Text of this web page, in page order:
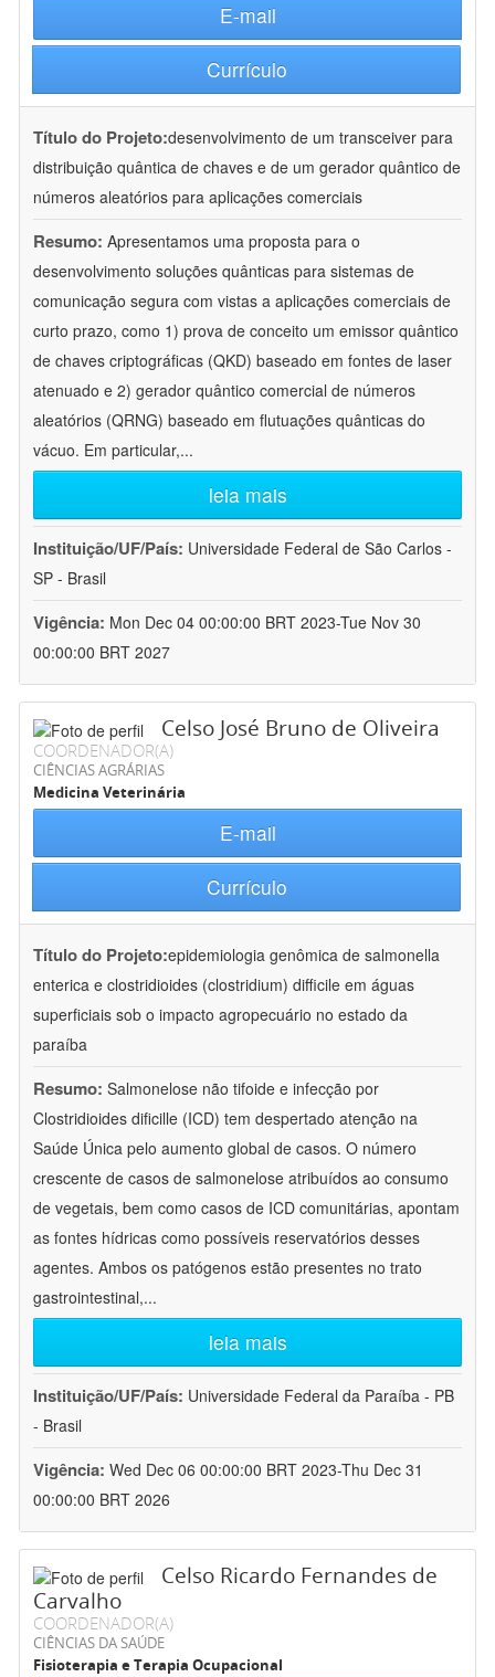
E-mail
Currículo
Título do Projeto:desenvolvimento de um transceiver para
distribuição quântica de chaves e de um gerador quântico de
números aleatórios para aplicações comerciais
Resumo: Apresentamos uma proposta para o
desenvolvimento soluções quânticas para sistemas de
comunicação segura com vistas a aplicações comerciais de
curto prazo, como 1) prova de conceito um emissor quântico
de chaves criptográficas (QKD) baseado em fontes de laser
atenuado e 2) gerador quântico comercial de números
aleatórios (QRNG) baseado em flutuações quânticas do
vácuo. Em particular,...
leia mais
Instituição/UF/País: Universidade Federal de São Carlos -
SP - Brasil
Vigência: Mon Dec 04 00:00:00 BRT 2023-Tue Nov 30
00:00:00 BRT 2027
Celso José Bruno de Oliveira
COORDENADOR(A)
CIÊNCIAS AGRÁRIAS
Medicina Veterinária
E-mail
Currículo
Título do Projeto:epidemiologia genômica de salmonella
enterica e clostridioides (clostridium) difficile em águas
superficiais sob o impacto agropecuário no estado da
paraíba
Resumo: Salmonelose não tifoide e infecção por
Clostridioides dificille (ICD) tem despertado atenção na
Saúde Única pelo aumento global de casos. O número
crescente de casos de salmonelose atribuídos ao consumo
de vegetais, bem como casos de ICD comunitárias, apontam
as fontes hídricas como possíveis reservatórios desses
agentes. Ambos os patógenos estão presentes no trato
gastrointestinal,...
leia mais
Instituição/UF/País: Universidade Federal da Paraíba - PB
- Brasil
Vigência: Wed Dec 06 00:00:00 BRT 2023-Thu Dec 31
00:00:00 BRT 2026
Celso Ricardo Fernandes de
Carvalho
COORDENADOR(A)
CIÊNCIAS DA SAÚDE
Fisioterapia e Terapia Ocupacional